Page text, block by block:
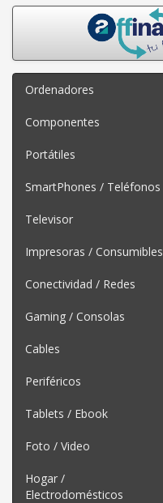
Ordenadores
Componentes
Portátiles
SmartPhones / Teléfonos
Televisor
Impresoras / Consumibles
Conectividad / Redes
Gaming / Consolas
Cables
Periféricos
Tablets / Ebook
Foto / Video
Hogar /
Electrodomésticos